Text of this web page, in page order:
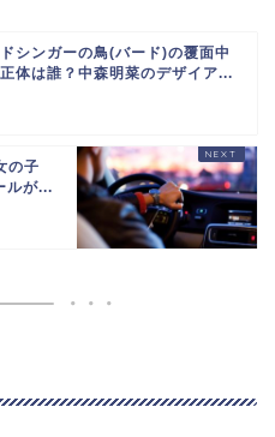
シンガーの鳥(バード)の覆面中
体は誰？中森明菜のデザイア...
の子
ルが...